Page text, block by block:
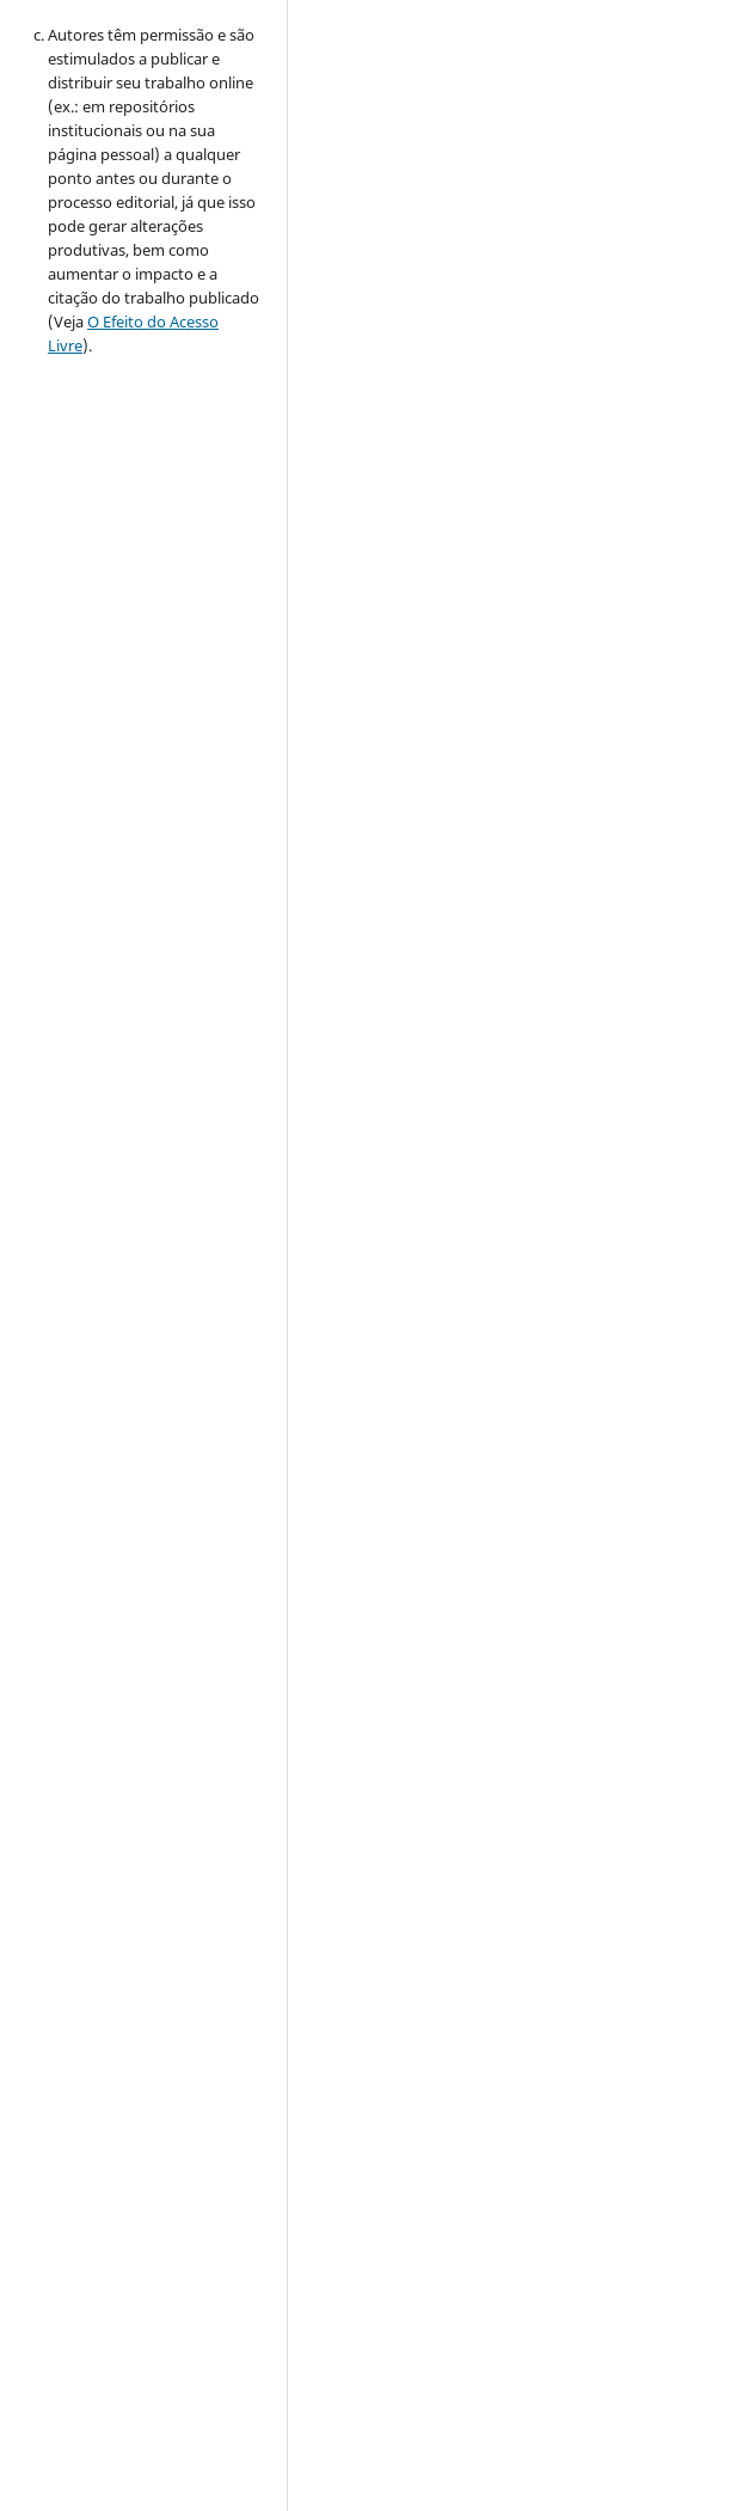
Autores têm permissão e são
estimulados a publicar e
distribuir seu trabalho online
(ex.: em repositórios
institucionais ou na sua
página pessoal) a qualquer
ponto antes ou durante o
processo editorial, já que isso
pode gerar alterações
produtivas, bem como
aumentar o impacto e a
citação do trabalho publicado
(VejaO Efeito do Acesso
Livre).